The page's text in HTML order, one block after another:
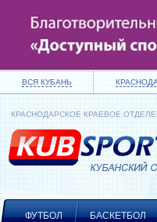
ВСЯ КУБАНЬ
КРАСНОДАРСКОЕ КРАЕВОЕ
ФУТБОЛ БАСКЕТБОЛ